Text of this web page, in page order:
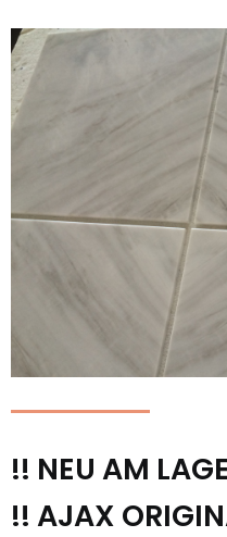
!! NEU AM
!! AJAX